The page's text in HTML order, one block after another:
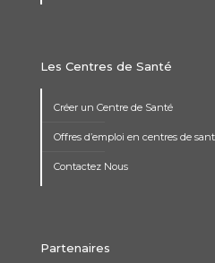
Les Centres de Santé
Créer un Centre de Santé
Offres d’emploi en centres de
Contactez Nous
Partenaires